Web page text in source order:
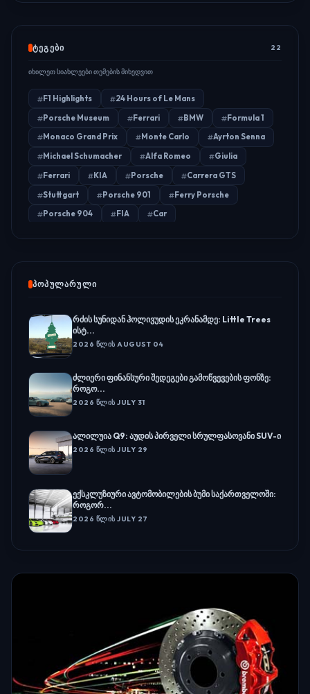
ᲢᲔᲒᲔᲑᲘ 22
იხილეთ სიახლეები თემების მიხედვით
F1 Highlights
24 Hours of Le Mans
Porsche Museum
Ferrari BMW
Formula 1
Monaco Grand Prix
Monte Carlo
Ayrton Senna
Michael Schumacher
Alfa Romeo
Giulia
Ferrari
KIA Porsche
Carrera GTS
Stuttgart
Porsche 901
Ferry Porsche
Porsche 904
FIA Car
ᲞᲝᲞᲣᲚᲐᲠᲣᲚᲘ
რძის სუნიდან ჰოლივუდის ეკრანამდე: Little Trees
ისტ...
2026 ᲬᲚᲘᲡ AUGUST 04
ძლიერი ფინანსური შედეგები გამოწვევების ფონზე:
როგო...
2026 ᲬᲚᲘᲡ JULY 31
ალილუია Q9: აუდის პირველი სრულფასოვანი SUV-ი
2026 ᲬᲚᲘᲡ JULY 29
ექსკლუზიური ავტომობილების ბუმი საქართველოში:
როგორ...
2026 ᲬᲚᲘᲡ JULY 27